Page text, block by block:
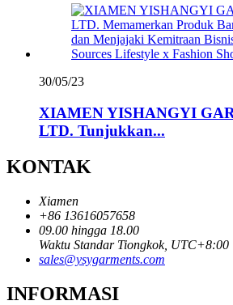
30/05/23
XIAMEN YISHANGYI
LTD. Tunjukkan...
KONTAK
Xiamen
+86 13616057658
09.00 hingga 18.00
Waktu Standar Tiongkok, UTC+8:00
sales@ysygarments.com
INFORMASI